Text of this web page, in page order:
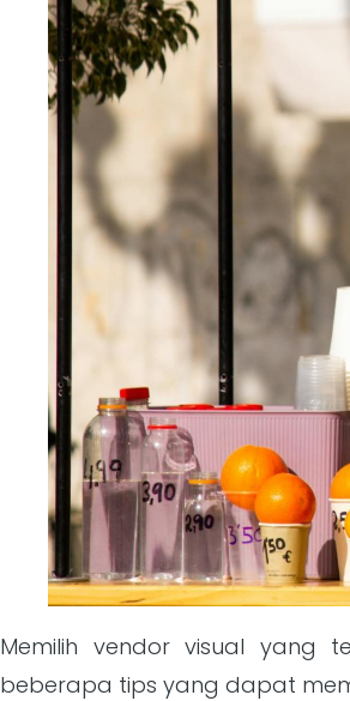
Memilih vendor visual yang
beberapa tips yang dapat